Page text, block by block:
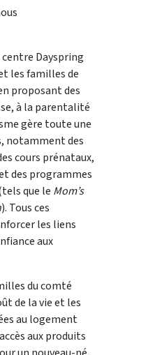
centre Dayspring
les familles de
proposant des
à la parentalité
gère toute une
notamment des
cours prénataux,
des programmes
que le Mom’s
). Tous ces
les liens
aux
du comté
de la vie et les
au logement
aux produits